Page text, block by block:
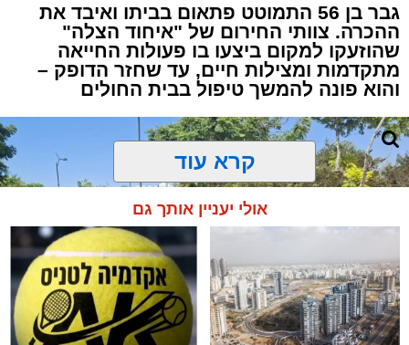
גבר בן 56 התמוטט פתאום בביתו ואיבד את
ההכרה. צוותי החירום של "איחוד הצלה"
שהוזעקו למקום ביצעו בו פעולות החייאה
מתקדמות ומצילות חיים, עד שחזר הדופק –
והוא פונה להמשך טיפול בבית החולים
קרא עוד
אולי יעניין אותך גם